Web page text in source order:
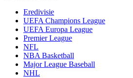
Eredivisie
UEFA Champions League
UEFA Europa League
Premier League
NFL
NBA Basketball
Major League Baseball
NHL